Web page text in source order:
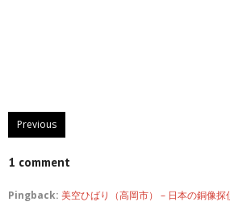
Previous
1 comment
Pingback: 美空ひばり（高岡市） – 日本の銅像探